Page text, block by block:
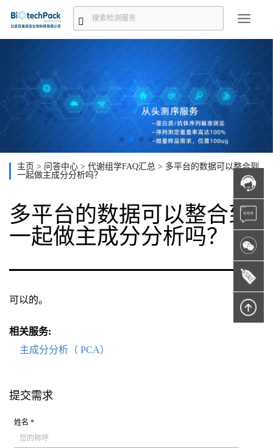
主页 > 问答中心 > 代谢组学FAQ汇总 > 多平台的数据可以整合到
一起做主成分分析吗？
多平台的数据可以整合到
一起做主成分分析吗？
可以的。
相关服务:
主成分分析（ PCA）
提交需求
姓名 *